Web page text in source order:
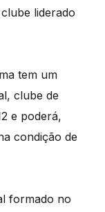
liderado
tem um
clube de
e poderá,
condição de
formado no